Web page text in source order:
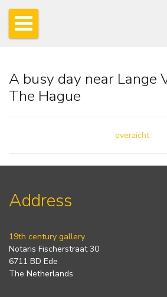
A busy day near Lange
The Hague
overzicht
Address
19th century gallery
Notaris Fischerstraat 30
6711 BD Ede
The Netherlands